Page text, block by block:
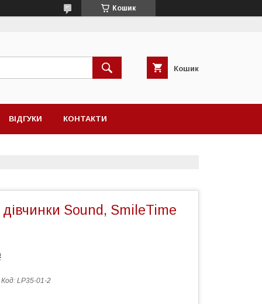
Кошик
Кошик
ВІДГУКИ КОНТАКТИ
Sound, SmileTime
Код: LP35-01-2